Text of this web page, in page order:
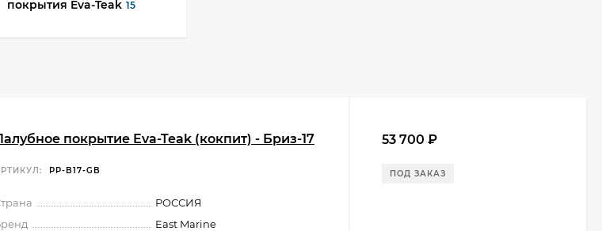
покрытия Eva-Teak 15
покрытие Eva-Teak (кокпит) - Бриз-17
PP-B17-GB
РОССИЯ
East Marine
53 700 ₽
ПОД ЗАКАЗ